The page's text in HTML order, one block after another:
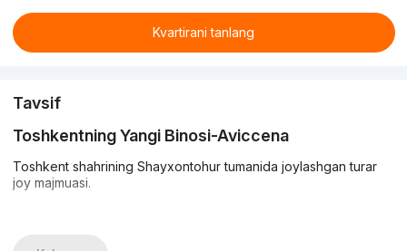
Kvartirani tanlang
Tavsif
Toshkentning Yangi Binosi-Aviccena
Toshkent shahrining Shayxontohur tumanida joylashgan turar
joy majmuasi.